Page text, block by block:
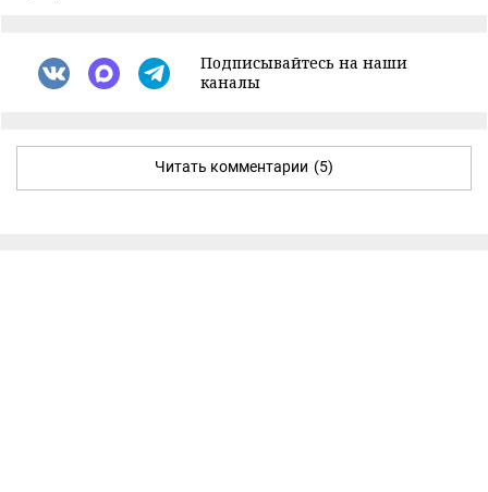
Подписывайтесь на наши
каналы
Читать комментарии (5)